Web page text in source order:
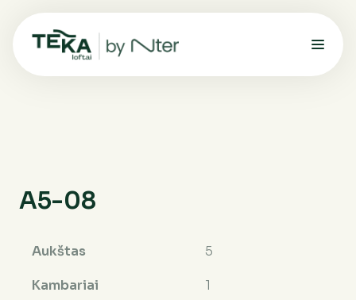
A5-08
Aukštas 5
Kambariai 1